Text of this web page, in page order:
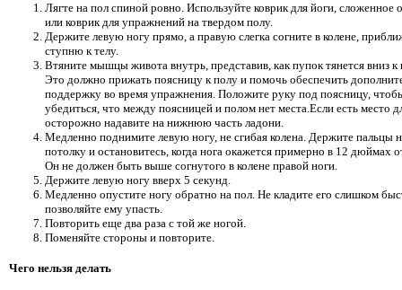
Лягте на пол спиной ровно. Используйте коврик для йоги, сложенное
или коврик для упражнений на твердом полу.
Держите левую ногу прямо, а правую слегка согните в колене,
ступню к телу.
Втяните мышцы живота внутрь, представив, как пупок тянется вниз к
Это должно прижать поясницу к полу и помочь обеспечить
поддержку во время упражнения. Положите руку под поясницу,
убедиться, что между поясницей и полом нет места.Если есть место
осторожно надавите на нижнюю часть ладони.
Медленно поднимите левую ногу, не сгибая колена. Держите пальцы
потолку и остановитесь, когда нога окажется примерно в 12 дюймах
Он не должен быть выше согнутого в колене правой ноги.
Держите левую ногу вверх 5 секунд.
Медленно опустите ногу обратно на пол. Не кладите его слишком
позволяйте ему упасть.
Повторить еще два раза с той же ногой.
Поменяйте стороны и повторите.
Чего нельзя делать